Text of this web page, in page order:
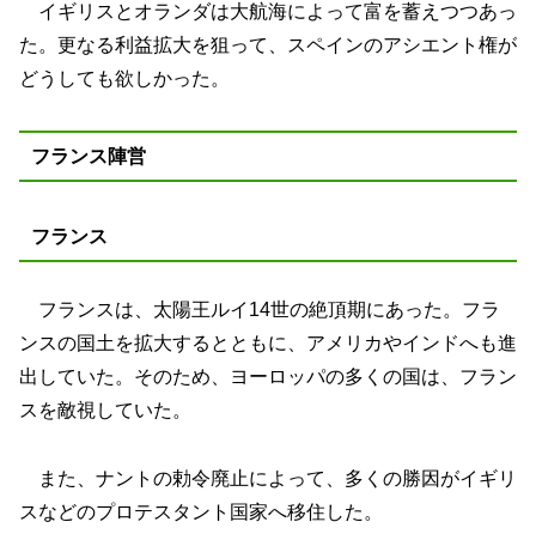
イギリスとオランダは大航海によって富を蓄えつつあっ
た。更なる利益拡大を狙って、スペインのアシエント権が
どうしても欲しかった。
フランス陣営
フランス
フランスは、太陽王ルイ14世の絶頂期にあった。フラ
ンスの国土を拡大するとともに、アメリカやインドへも進
出していた。そのため、ヨーロッパの多くの国は、フラン
スを敵視していた。
また、ナントの勅令廃止によって、多くの勝因がイギリ
スなどのプロテスタント国家へ移住した。